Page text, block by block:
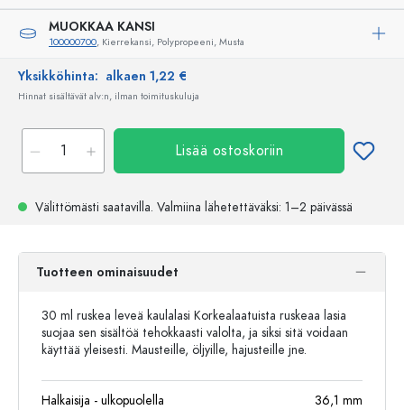
MUOKKAA KANSI
100000700, Kierrekansi, Polypropeeni, Musta
Yksikköhinta: alkaen 1,22 €
Hinnat sisältävät alv:n, ilman toimituskuluja
Lisää ostoskoriin
Välittömästi saatavilla. Valmiina lähetettäväksi: 1–2 päivässä
Tuotteen ominaisuudet
30 ml ruskea leveä kaulalasi Korkealaatuista ruskeaa lasia
suojaa sen sisältöä tehokkaasti valolta, ja siksi sitä voidaan
käyttää yleisesti. Mausteille, öljyille, hajusteille jne.
Halkaisija - ulkopuolella 36,1 mm